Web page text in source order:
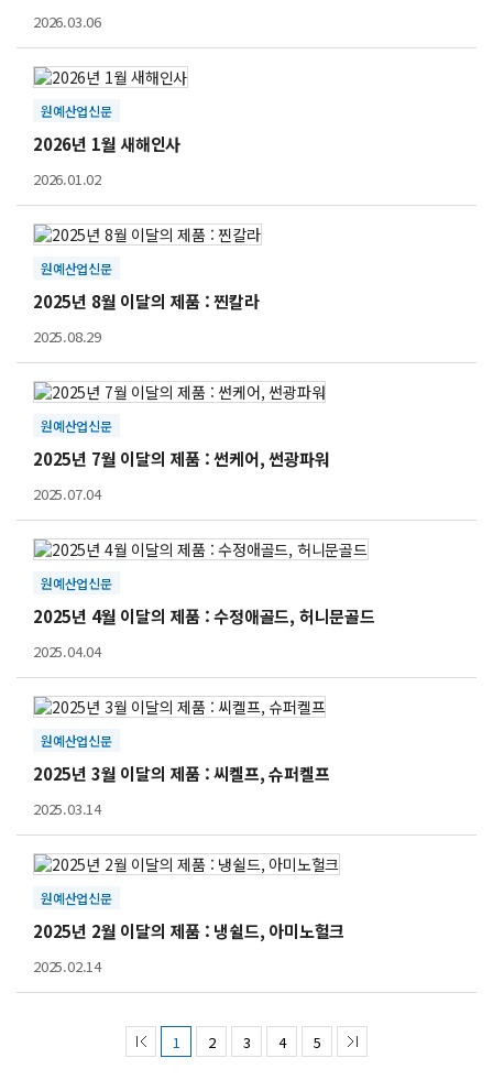
2026.03.06
원예산업신문
2026년 1월 새해인사
2026.01.02
원예산업신문
2025년 8월 이달의 제품 : 찐칼라
2025.08.29
원예산업신문
2025년 7월 이달의 제품 : 썬케어, 썬광파워
2025.07.04
원예산업신문
2025년 4월 이달의 제품 : 수정애골드, 허니문골드
2025.04.04
원예산업신문
2025년 3월 이달의 제품 : 씨켈프, 슈퍼켈프
2025.03.14
원예산업신문
2025년 2월 이달의 제품 : 냉쉴드, 아미노헐크
2025.02.14
1 2 3 4 5